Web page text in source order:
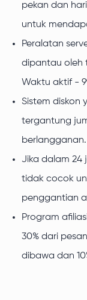
pekan dan
untuk
Peralatan
dipantau oleh
Waktu aktif -
Sistem diskon
tergantung
berlangganan.
Jika dalam 24
tidak cocok
penggantian
Program
30% dari
dibawa dan